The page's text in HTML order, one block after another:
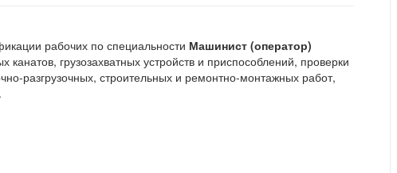
рабочих по специальности Машинист (оператор)
грузозахватных устройств и приспособлений, проверки
разгрузочных, строительных и ремонтно-монтажных работ,